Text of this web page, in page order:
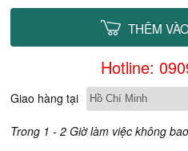
THÊM
Hotline:
Giao hàng tại
Trong 1 - 2 Giờ làm việc không